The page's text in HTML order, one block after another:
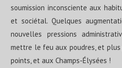
soumission inconsciente aux
et sociétal. Quelques
nouvelles pressions
mettre le feu aux poudres, et plus
points, et aux Champs-Élysées !